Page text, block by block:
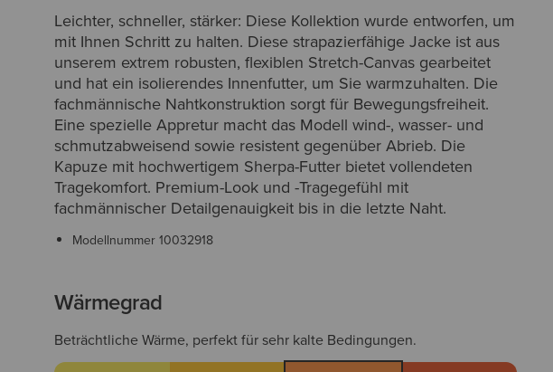
Leichter, schneller, stärker: Diese Kollektion wurde entworfen, um
mit Ihnen Schritt zu halten. Diese strapazierfähige Jacke ist aus
unserem extrem robusten, flexiblen Stretch-Canvas gearbeitet
und hat ein isolierendes Innenfutter, um Sie warmzuhalten. Die
fachmännische Nahtkonstruktion sorgt für Bewegungsfreiheit.
Eine spezielle Appretur macht das Modell wind-, wasser- und
schmutzabweisend sowie resistent gegenüber Abrieb. Die
Kapuze mit hochwertigem Sherpa-Futter bietet vollendeten
Tragekomfort. Premium-Look und -Tragegefühl mit
fachmännischer Detailgenauigkeit bis in die letzte Naht.
Modellnummer10032918
Wärmegrad
Beträchtliche Wärme, perfekt für sehr kalte Bedingungen.